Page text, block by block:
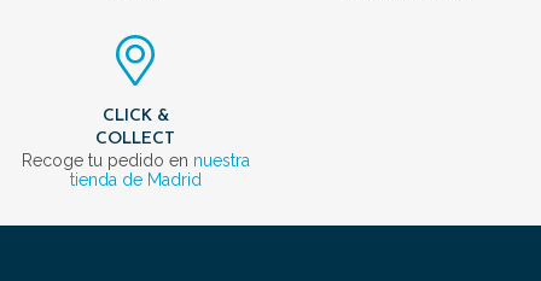
CLICK &
COLLECT
Recoge tu pedido en nuestra
tienda de Madrid